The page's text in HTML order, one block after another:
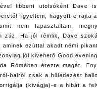
libbent utolsóként
figyeltem, hagyott-e rajta
nem tapasztaltam,
zúz. Ha jól rémlik, Dave
ezúttal akadt némi
jól kivehető Good
Rómában érezte magát.
balról csak a hüledezést
(kivágja)-e a hibát a